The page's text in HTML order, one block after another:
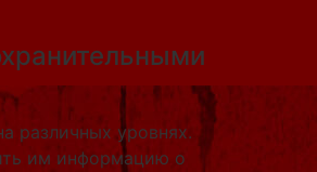
различных уровнях.
им информацию о